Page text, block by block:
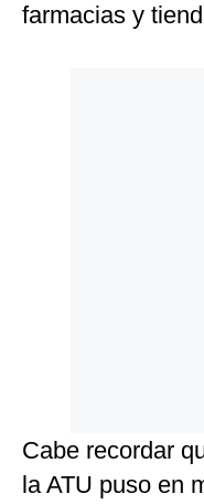
farmacias y
Cabe recordar
la ATU puso en